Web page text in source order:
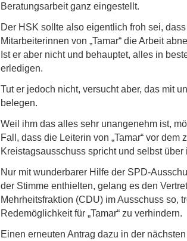
Beratungsarbeit ganz eingestellt.
Der HSK sollte also eigentlich froh sei,
Mitarbeiterinnen von „Tamar“ die Arbeit
Ist er aber nicht und behauptet, alles in
erledigen.
Tut er jedoch nicht, versucht aber, das mit
belegen.
Weil ihm das alles sehr unangenehm ist,
Fall, dass die Leiterin von „Tamar“ vor dem
Kreistagsausschuss spricht und selbst über
Nur mit wunderbarer Hilfe der SPD-
der Stimme enthielten, gelang es den
Mehrheitsfraktion (CDU) im Ausschuss so,
Redemöglichkeit für „Tamar“ zu verhindern.
Einen erneuten Antrag dazu in der